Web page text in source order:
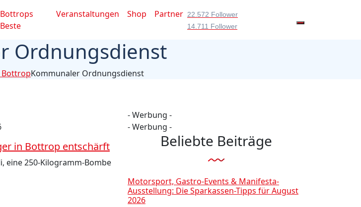
Bottrops
Beste
Veranstaltungen Shop Partner 22.572 Follower
14.711 Follower
Ordnungsdienst
BottropKommunaler Ordnungsdienst
in Bottrop entschärft
eine 250-Kilogramm-Bombe
- Werbung -
- Werbung -
Beliebte Beiträge
Motorsport, Gastro-Events & Manifesta-
Ausstellung: Die Sparkassen-Tipps für August
2026